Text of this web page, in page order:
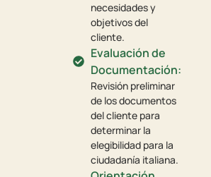
necesidades y
objetivos del
cliente.
Evaluación de
Documentación:
Revisión preliminar
de los documentos
del cliente para
determinar la
elegibilidad para la
ciudadanía italiana.